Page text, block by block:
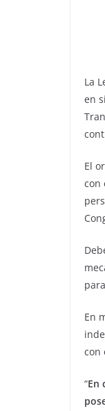
La
en
El
con
En
con
“En